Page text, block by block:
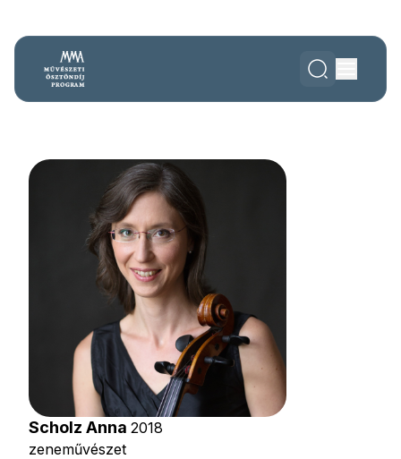
Scholz Anna 2018
zeneművészet